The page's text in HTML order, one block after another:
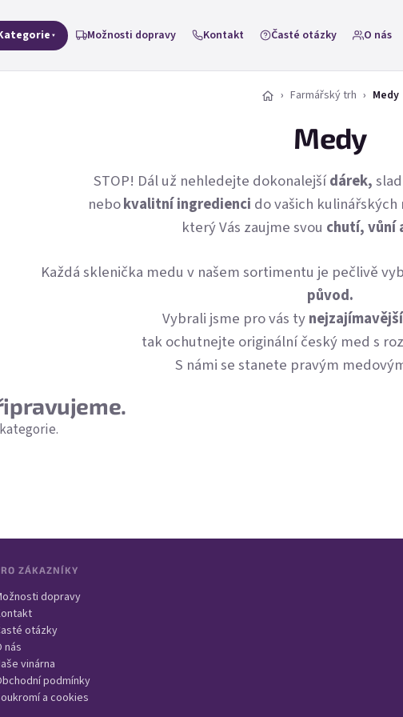
Možnosti dopravy Kontakt Časté otázky O nás
Farmářský trh Medy
Medy
STOP! Dál už nehledejte dokonalejšídárek,
nebokvalitní ingredienci do vašich
který Vás zaujme svou chutí, vůní
Každá sklenička medu v našem sortimentu je pečlivě
původ.
Vybrali jsme pro vás ty
tak ochutnejte originální český med s
S námi se stanete pravým
ZÁKAZNÍKY
dopravy
otázky
nás
vinárna
podmínky
a cookies